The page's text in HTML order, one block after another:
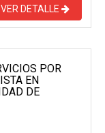
VER DETALLE
POR
EN
DE